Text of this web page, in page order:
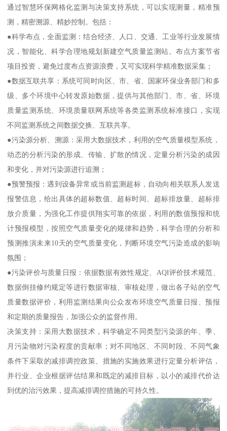
通过智慧环保网格化监测与决策支持系统，可以实现测量，精准预
测，精密溯源、精妙控制。包括：
●科学布点，全面监测：结合经济、人口、交通、工业等行业发展情
况，智能化、科学合理地规划新建空气质量监测站。布点方案节省
项目投资，避免过度布点资源浪费，又可实现科学精准数据采集；
●数据互联共享：系统可同时向区、市、省、国家环保业务部门和多
级、多个环境中心转发原始数据，提供与其他部门、市、省、环境
质量监测系统、环境质量联网系统等各类监测系统标准接口，实现
不同监测系统之间数据交换、互联共享。
●污染源分析、溯源：采用大数据技术，利用的空气质量模型系统，
动态的分析污染的形成、传输、扩散的情况，定量分析污染的成因
和变化，并对污染源进行追溯；
●预警预报：遇到设备异常或当前监测超标，自动向相关联系人发送
报警信息，给出具体的超标数值、超标时间、超标排放量、超标排
放介质量，为强化工作提供翔实可靠的依据，利用的数值预报和统
计预报模型，按照空气质量变化的规律和趋势，科学合理的分析和
预测推演未来10天的空气质量变化，判断环境空气污染造成的影响
氛围；
●污染评价与质量日报：依据数据有效性规定、AQI评价技术规范、
数据倒挂修约规定等进行数据审核、审核处理，做出各子站的空气
质量数据评价，利用监测结果向公众发布环境空气质量日报、预报
和定期的质量报告，加强公众的监督作用。
决策支持：采用大数据技术，科学确定不同类型污染源的年、季、
月污染物对污染程度的贡献率；对不同地区、不同时段、不同气象
条件下采取的减排调控政策、措施的实施效果进行定量分析评估，
并行业、企业根据评估结果和既定的减排目标，以小的减排代价达
到优的治污效果，提高减排调控措施的可持久性。